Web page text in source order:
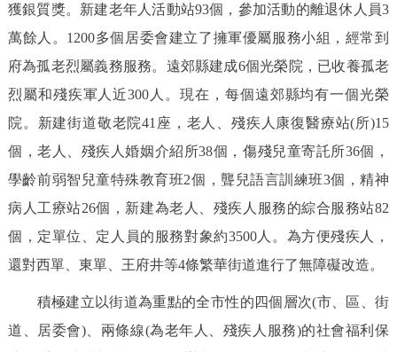
獲銀質獎。新建老年人活動站93個，參加活動的離退休人員3
萬餘人。1200多個居委會建立了擁軍優屬服務小組，經常到
府為孤老烈屬義務服務。遠郊縣建成6個光榮院，已收養孤老
烈屬和殘疾軍人近300人。現在，每個遠郊縣均有一個光榮
院。新建街道敬老院41座，老人、殘疾人康復醫療站(所)15
個，老人、殘疾人婚姻介紹所38個，傷殘兒童寄託所36個，
學齡前弱智兒童特殊教育班2個，聾兒語言訓練班3個，精神
病人工療站26個，新建為老人、殘疾人服務的綜合服務站82
個，定單位、定人員的服務對象約3500人。為方便殘疾人，
還對西單、東單、王府井等4條繁華街道進行了無障礙改造。
積極建立以街道為重點的全市性的四個層次(市、區、街
道、居委會)、兩條線(為老年人、殘疾人服務)的社會福利保